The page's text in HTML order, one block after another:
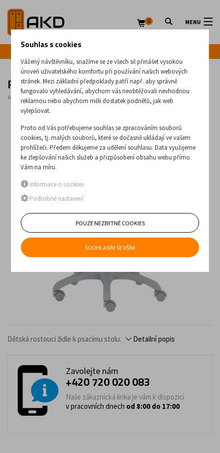
MENU
0
Rostoucí židle Fuxo 846
Rozměry: x 640 (mm)
Dětská rostoucí židle k psacímu stolu. Detailní popis
Zavolejte nám
+420 720 020 083
Naše zákaznícká linka je vám k dispozici
v pracovních dnech od 8:00 do 17:00
Souhlas s cookies
Vážený návštěvníku, snažíme se ze všech sil přinášet vysokou
úroveň uživatelského komfortu při používání našich webových
stránek. Mezi základní předpoklady patří např. aby správně
fungovalo vyhledávání, abychom vás neobtěžovali nevhodnou
reklamou nebo abychom měli dostatek podnětů, jak web
vylepšovat.
Proto od Vás potřebujeme souhlas se zpracováním souborů
cookies, tj. malých souborů, které se dočasně ukládají ve vašem
prohlížeči. Předem děkujeme za udělení souhlasu. Data využijeme
ke zlepšování našich služeb a přizpůsobení obsahu webu přímo
Vám na míru.
Informace o cookies
Podrobné nastavení
POUZE NEZBYTNÉ COOKIES
SOUHLASÍM SE VŠÍM